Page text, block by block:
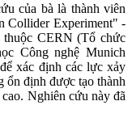
của bà là thành viên
Collider Experiment" -
CERN (Tổ chức
Công nghệ Munich
xác định các lực xảy
ổn định được tạo thành
Nghiên cứu này đã